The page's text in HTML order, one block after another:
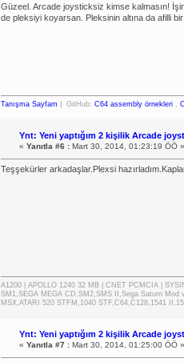
Güzeel. Arcade joysticksiz kimse kalmasın!
de pleksiyi koyarsan. Pleksinin altına da afilli
Tanışma Sayfam | GitHub: C64 assembly örnekleri,
Ynt: Yeni yaptığım 2 kişilik Arcade
« Yanıtla #6 :Mart 30, 2014, 01:23:19 ÖÖ »
Teşşekürler arkadaşlar.Plexsi
A1200 | APOLLO 1240 32 MB | CNET PCMCIA |
SM1,SEGA MEGA CD,SM2,SMS II,Sega Saturn Mod
MSX,ATARI 520 STFM,1040 STF,C64,C128,1541
Ynt: Yeni yaptığım 2 kişilik Arcade
« Yanıtla #7 :Mart 30, 2014, 01:25:00 ÖÖ »